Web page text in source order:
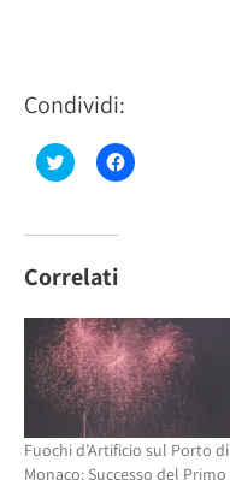
Condividi:
Fai
clic
su
(Si
apre
una
nuova
finestra)
Fai
clic
nuova
finestra)
Correlati
Fuochi d’Artificio sul Porto di
Monaco: Successo del Primo